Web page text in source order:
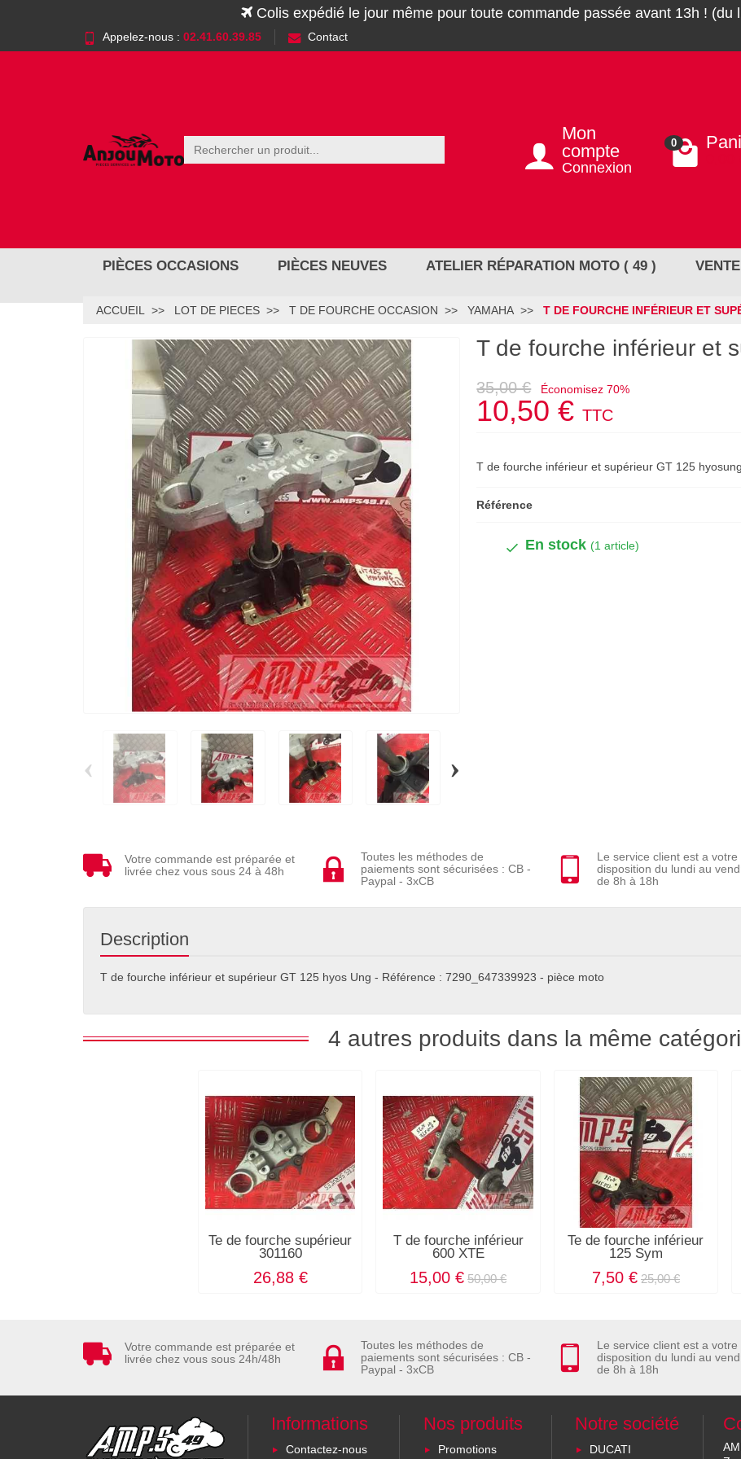
Colis expédié le jour même pour toute commande passée avant 13h ! (du
Appelez-nous : 02.41.60.39.85 Contact
Mon
compte
Connexion
0
PIÈCES OCCASIONS PIÈCES NEUVES ATELIER RÉPARATION MOTO ( 49 )
ACCUEIL LOT DE PIECES T DE FOURCHE OCCASION YAMAHA T DE FOURCHE INFÉRIEUR ET
‹ ›
T de fourche inférieur et
35,00 € Économisez 70%
10,50 €TTC
T de fourche inférieur et supérieur GT 125 hyosung
Référence
En stock (1 article)
Votre commande est préparée et
livrée chez vous sous 24 à 48h
Toutes les méthodes de
paiements sont sécurisées : CB -
Paypal - 3xCB
Le service client est a votre
disposition du lundi au
de 8h à 18h
Description
T de fourche inférieur et supérieur GT 125 hyos Ung - Référence : 7290_647339923 - pièce moto
4 autres produits dans la même
Te de fourche supérieur
301160
26,88 €
T de fourche inférieur
600 XTE
15,00 € 50,00 €
Te de fourche inférieur
125 Sym
7,50 € 25,00 €
Votre commande est préparée et
livrée chez vous sous 24h/48h
Toutes les méthodes de
paiements sont sécurisées : CB -
Paypal - 3xCB
Le service client est a votre
disposition du lundi au
de 8h à 18h
Informations
Contactez-nous
Nos produits
Promotions
Notre société
DUCATI